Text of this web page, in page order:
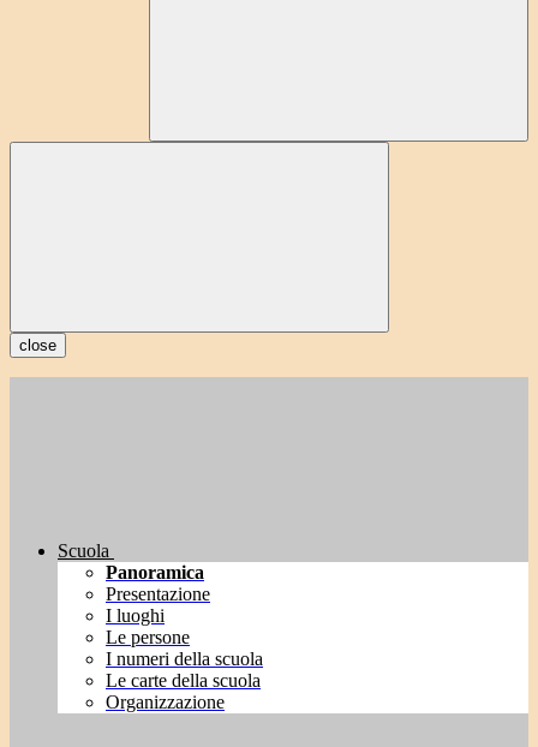
close
Scuola
Panoramica
Presentazione
I luoghi
Le persone
I numeri della scuola
Le carte della scuola
Organizzazione